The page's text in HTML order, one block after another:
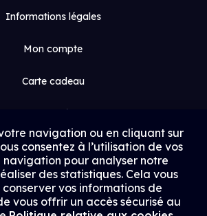
Informations légales
Mon compte
Carte cadeau
Espace médias
Contact
Proposer un film
Rejoindre Uptrack
navigation ou en cliquant sur
consentez à l’utilisation de vos
navigation pour analyser notre
des statistiques. Cela vous
vos informations de
vous offrir un accès sécurisé au